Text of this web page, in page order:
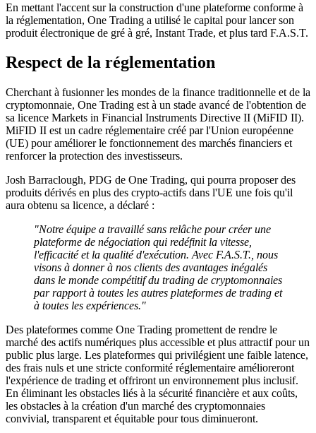
En mettant l'accent sur la construction d'une plateforme conforme à
la réglementation, One Trading a utilisé le capital pour lancer son
produit électronique de gré à gré, Instant Trade, et plus tard F.A.S.T.
Respect de la réglementation
Cherchant à fusionner les mondes de la finance traditionnelle et de la
cryptomonnaie, One Trading est à un stade avancé de l'obtention de
sa licence Markets in Financial Instruments Directive II (MiFID II).
MiFID II est un cadre réglementaire créé par l'Union européenne
(UE) pour améliorer le fonctionnement des marchés financiers et
renforcer la protection des investisseurs.
Josh Barraclough, PDG de One Trading, qui pourra proposer des
produits dérivés en plus des crypto-actifs dans l'UE une fois qu'il
aura obtenu sa licence, a déclaré :
"Notre équipe a travaillé sans relâche pour créer une
plateforme de négociation qui redéfinit la vitesse,
l'efficacité et la qualité d'exécution. Avec F.A.S.T., nous
visons à donner à nos clients des avantages inégalés
dans le monde compétitif du trading de cryptomonnaies
par rapport à toutes les autres plateformes de trading et
à toutes les expériences."
Des plateformes comme One Trading promettent de rendre le
marché des actifs numériques plus accessible et plus attractif pour un
public plus large. Les plateformes qui privilégient une faible latence,
des frais nuls et une stricte conformité réglementaire amélioreront
l'expérience de trading et offriront un environnement plus inclusif.
En éliminant les obstacles liés à la sécurité financière et aux coûts,
les obstacles à la création d'un marché des cryptomonnaies
convivial, transparent et équitable pour tous diminueront.